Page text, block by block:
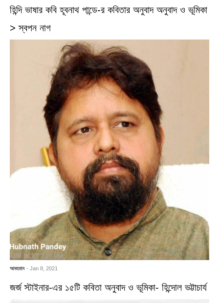
হিন্দি ভাষার কবি হূবনাথ পান্ডে-র কবিতার অনুবাদ অনুবাদ ও ভূমিকা
> স্বপন নাগ
আবহমান - Jan 8, 2021
জর্জ স্টাইনার-এর ১৫টি কবিতা অনুবাদ ও ভূমিকা- হিন্দোল ভট্টাচার্য